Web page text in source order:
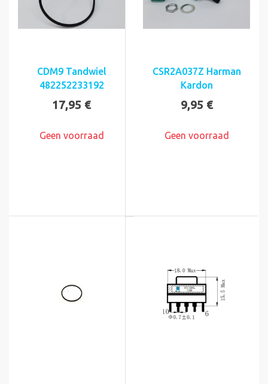
CDM9 Tandwiel
482252233192
17,95 €
Geen voorraad
CSR2A037Z Harman
Kardon
9,95 €
Geen voorraad